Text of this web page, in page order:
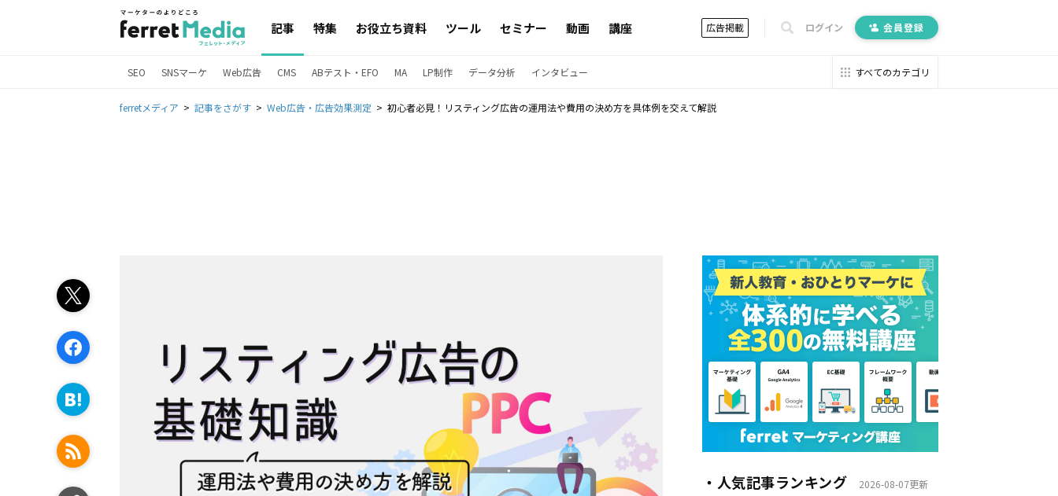
記事 特集 お役立ち資料 ツール セミナー 動画 講座 広告掲載 ログイン 会員登録
SEO SNSマーケ Web広告 CMS ABテスト・EFO MA LP制作 データ分析 インタビュー すべてのカテゴリ
ferretメディア 記事をさがす Web広告・広告効果測定 初心者必見！リスティング広告の運用法や費用の決め方を具体例を交えて解説
・人気記事ランキング 2026-08-07更新